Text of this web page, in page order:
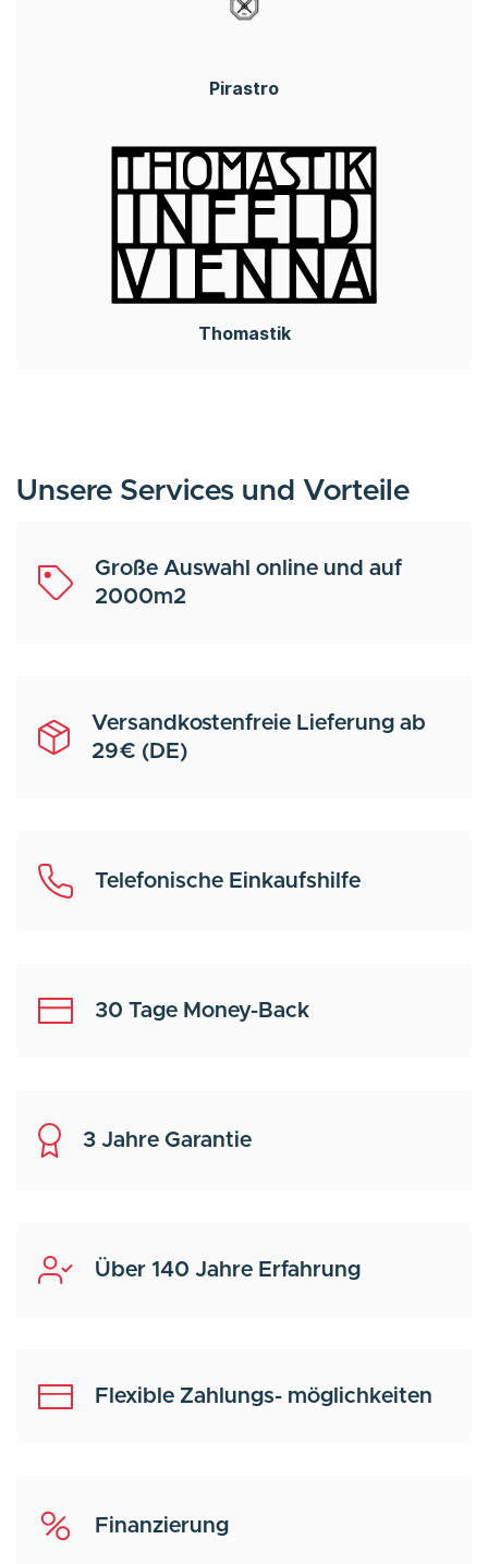
Pirastro
Thomastik
Unsere Services und Vorteile
Große Auswahl online und auf
2000m2
Versandkostenfreie Lieferung ab
29€ (DE)
Telefonische Einkaufshilfe
30 Tage Money-Back
3 Jahre Garantie
Über 140 Jahre Erfahrung
Flexible Zahlungs- möglichkeiten
Finanzierung